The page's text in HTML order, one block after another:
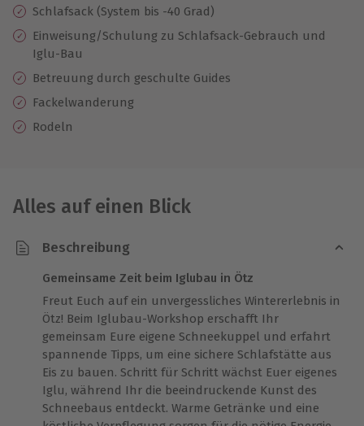
Schlafsack (System bis -40 Grad)
Einweisung/Schulung zu Schlafsack-Gebrauch und
Iglu-Bau
Betreuung durch geschulte Guides
Fackelwanderung
Rodeln
Alles auf einen Blick
Beschreibung
Gemeinsame Zeit beim Iglubau in Ötz
Freut Euch auf ein unvergessliches Wintererlebnis in
Ötz! Beim Iglubau-Workshop erschafft Ihr
gemeinsam Eure eigene Schneekuppel und erfahrt
spannende Tipps, um eine sichere Schlafstätte aus
Eis zu bauen. Schritt für Schritt wächst Euer eigenes
Iglu, während Ihr die beeindruckende Kunst des
Schneebaus entdeckt. Warme Getränke und eine